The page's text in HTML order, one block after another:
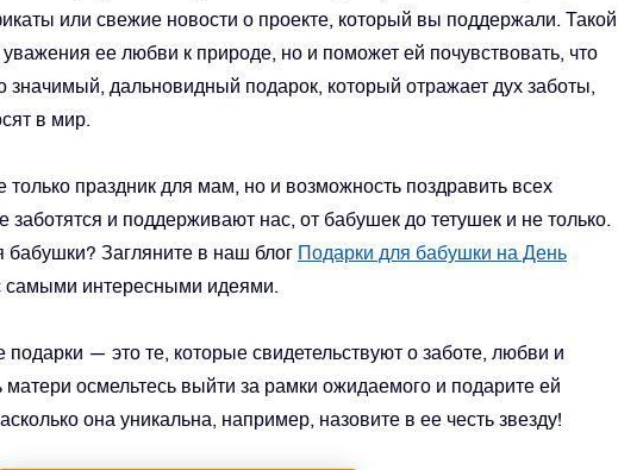
или свежие новости о проекте, который вы поддержали. Такой
уважения ее любви к природе, но и поможет ей почувствовать, что
дальновидный подарок, который отражает дух заботы,
в мир.
праздник для мам, но и возможность поздравить всех
и поддерживают нас, от бабушек до тетушек и не только.
Загляните в наш блог Подарки для бабушки на День
самыми интересными идеями.
— это те, которые свидетельствуют о заботе, любви и
осмельтесь выйти за рамки ожидаемого и подарите ей
она уникальна, например, назовите в ее честь звезду!